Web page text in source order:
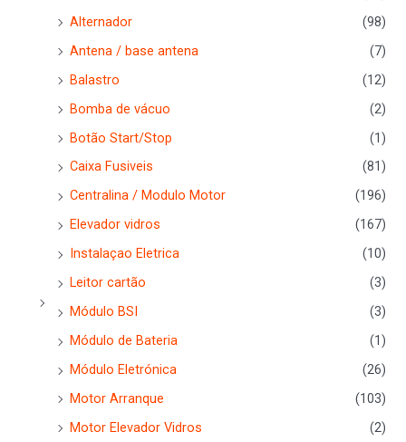
Alternador
(98)
Antena / base antena
(7)
Balastro
(12)
Bomba de vácuo
(2)
Botão Start/Stop
(1)
Caixa Fusiveis
(81)
Centralina / Modulo Motor
(196)
Elevador vidros
(167)
Instalaçao Eletrica
(10)
Leitor cartão
(3)
Módulo BSI
(3)
Módulo de Bateria
(1)
Módulo Eletrónica
(26)
Motor Arranque
(103)
Motor Elevador Vidros
(2)